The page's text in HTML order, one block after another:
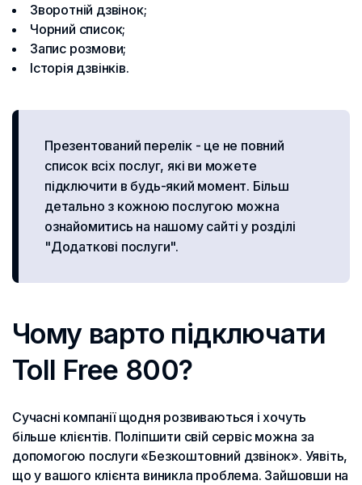
Зворотній дзвінок;
Чорний список;
Запис розмови;
Історія дзвінків.
Презентований перелік - це не повний
список всіх послуг, які ви можете
підключити в будь-який момент. Більш
детально з кожною послугою можна
ознайомитись на нашому сайті у розділі
"Додаткові послуги".
Чому варто підключати
Toll Free 800?
Сучасні компанії щодня розвиваються і хочуть
більше клієнтів. Поліпшити свій сервіс можна за
допомогою послуги «Безкоштовний дзвінок». Уявіть,
що у вашого клієнта виникла проблема. Зайшовши на